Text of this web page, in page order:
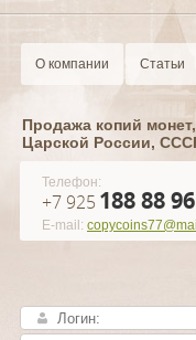
О компании Статьи
Продажа копий
Царской России,
Телефон:
+7 925 188 88 96
E-mail: